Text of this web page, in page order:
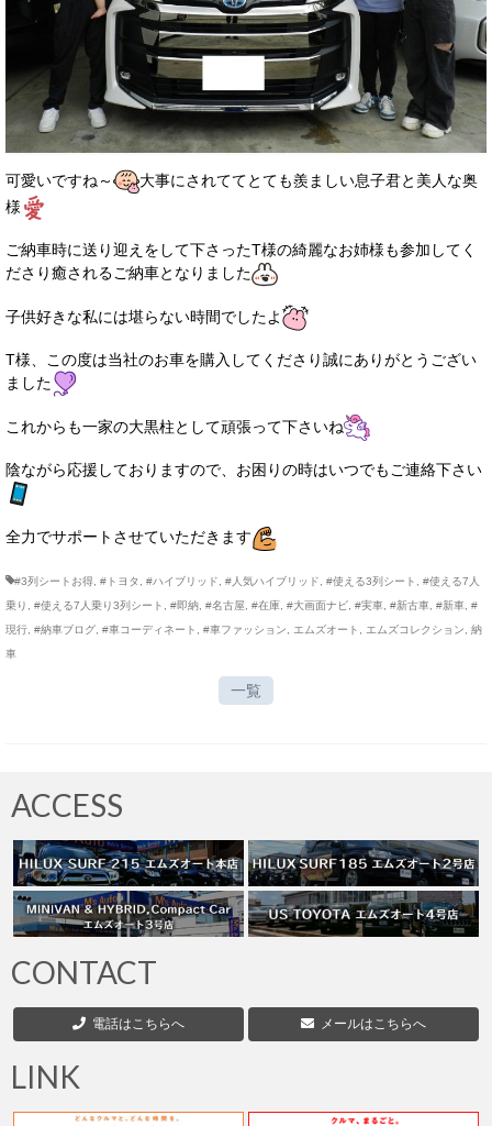
可愛いですね～
大事にされててとても羨ましい息子君と美人な奥
様
ご納車時に送り迎えをして下さったT様の綺麗なお姉様も参加してく
ださり癒されるご納車となりました
子供好きな私には堪らない時間でしたよ
T様、この度は当社のお車を購入してくださり誠にありがとうござい
ました
これからも一家の大黒柱として頑張って下さいね
陰ながら応援しておりますので、お困りの時はいつでもご連絡下さい
全力でサポートさせていただきます
#3列シートお得 #トヨタ #ハイブリッド #人気ハイブリッド #使える3列シート
#使える7人
乗り
#使える7人乗り3列シート #即納 #名古屋 #在庫 #大画面ナビ #実車 #新古車 #新車
#
現行 #納車ブログ #車コーディネート #車ファッション エムズオート エムズコレクション
納
車
一覧
ACCESS
CONTACT
電話はこちらへ メールはこちらへ
LINK